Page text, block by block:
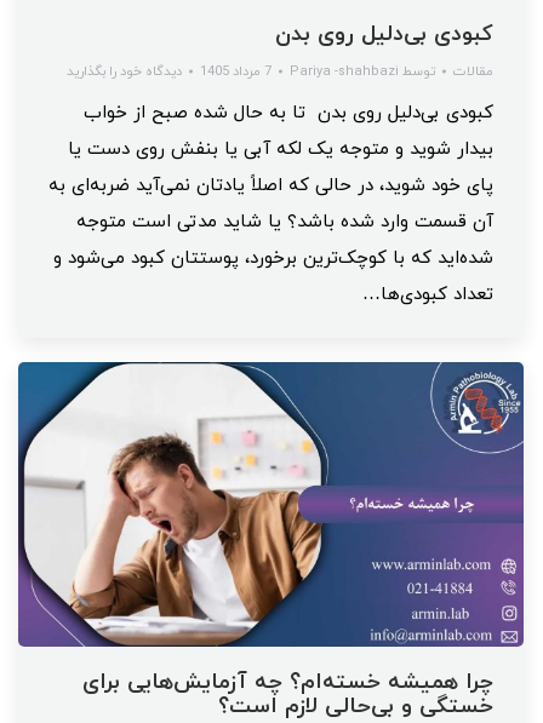
کبودی‌ بی‌دلیل روی بدن
مقالات توسط Pariya -shahbazi 7 مرداد 1405 دیدگاه خود را بگذارید
کبودی بی‌دلیل روی بدن تا به حال شده صبح از خواب
بیدار شوید و متوجه یک لکه آبی یا بنفش روی دست یا
پای خود شوید، در حالی که اصلاً یادتان نمی‌آید ضربه‌ای به
آن قسمت وارد شده باشد؟ یا شاید مدتی است متوجه
شده‌اید که با کوچک‌ترین برخورد، پوستتان کبود می‌شود و
تعداد کبودی‌ها…
چرا همیشه خسته‌ام؟ چه آزمایش‌هایی برای
خستگی و بی‌حالی لازم است؟